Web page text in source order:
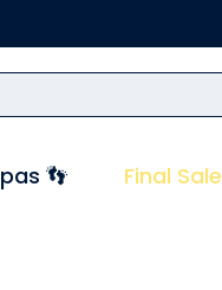
👣 Final Sale